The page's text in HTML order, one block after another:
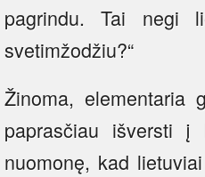
pagrindu. Tai negi
svetimžodžiu?“
Žinoma, elementaria
paprasčiau išversti
nuomonę, kad